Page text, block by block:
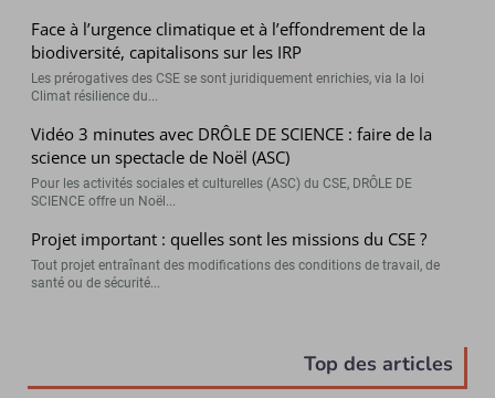
Face à l’urgence climatique et à l’effondrement de la
biodiversité, capitalisons sur les IRP
Les prérogatives des CSE se sont juridiquement enrichies, via la loi
Climat résilience du...
Vidéo 3 minutes avec DRÔLE DE SCIENCE : faire de la
science un spectacle de Noël (ASC)
Pour les activités sociales et culturelles (ASC) du CSE, DRÔLE DE
SCIENCE offre un Noël...
Projet important : quelles sont les missions du CSE ?
Tout projet entraînant des modifications des conditions de travail, de
santé ou de sécurité...
Top des articles